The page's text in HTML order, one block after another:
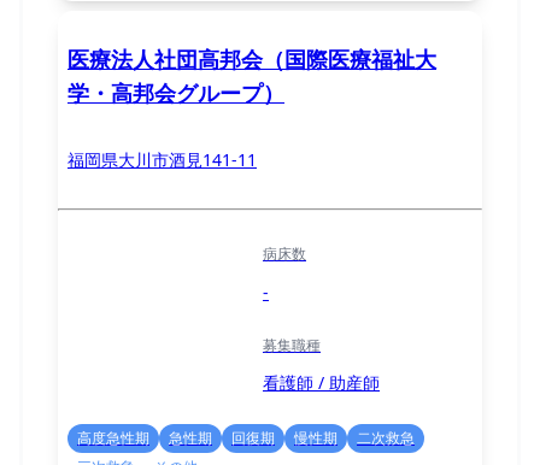
医療法人社団高邦会（国際医療福祉大
学・高邦会グループ）
福岡県大川市酒見141-11
病床数
-
募集職種
看護師 / 助産師
高度急性期 急性期 回復期 慢性期
二次救急